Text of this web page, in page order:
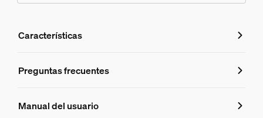
Características
Características
8720169361584
Preguntas frecuentes
Preguntas frecuentes
Manual del usuario